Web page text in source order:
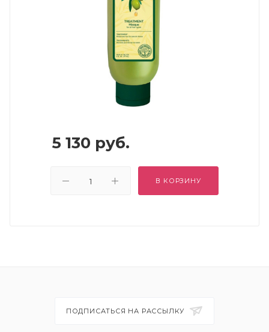
5 130 руб.
В КОРЗИНУ
ПОДПИСАТЬСЯ НА РАССЫЛКУ